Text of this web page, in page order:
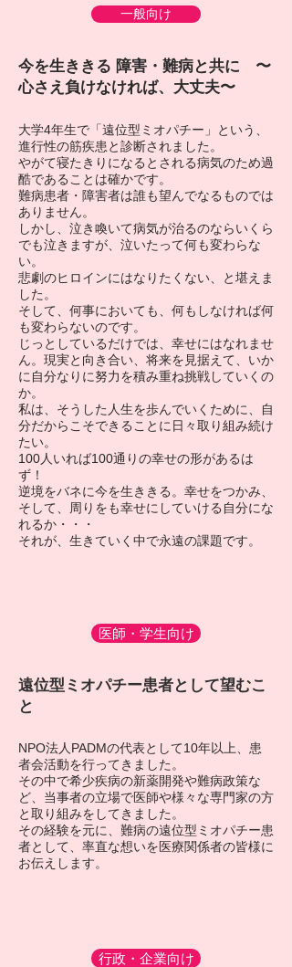
一般向け
​今を生ききる 障害・難病と共に 〜
心さえ負けなければ、大丈夫〜
大学4年生で「遠位型ミオパチー」という、
進行性の筋疾患と診断されました。
やがて寝たきりになるとされる病気のため過
酷であることは確かです。
難病患者・障害者は誰も望んでなるものでは
ありません。
しかし、泣き喚いて病気が治るのならいくら
でも泣きますが、泣いたって何も変わらな
い。
悲劇のヒロインにはなりたくない、と堪えま
した。
そして、何事においても、何もしなければ何
も変わらないのです。
じっとしているだけでは、幸せにはなれませ
ん。現実と向き合い、将来を見据えて、いか
に自分なりに努力を積み重ね挑戦していくの
か。
私は、そうした人生を歩んでいくために、自
分だからこそできることに日々取り組み続け
たい。
100人いれば100通りの幸せの形があるは
ず！
逆境をバネに今を生ききる。幸せをつかみ、
そして、周りをも幸せにしていける自分にな
れるか・・・
それが、生きていく中で永遠の課題です。
医師・学生向け
遠位型ミオパチー患者として望むこ
と
NPO法人PADMの代表として10年以上、患
者会活動を行ってきました。
その中で希少疾病の新薬開発や難病政策な
ど、当事者の立場で医師や様々な専門家の方
と取り組みをしてきました。
​その経験を元に、難病の遠位型ミオパチー患
者として、率直な想いを医療関係者の皆様に
お伝えします。
行政・企業向け